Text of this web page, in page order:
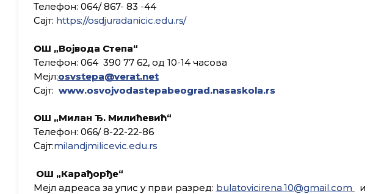
Телефон: 064/ 867- 83 -44
Сајт: https://osdjuradanicic.edu.rs/
ОШ „Војвода Степа“
Телефон: 064 390 77 62, од 10-14 часова
Мејл:osvstepa@verat.net
Сајт: www.osvojvodastepabeograd.nasaskola.rs
ОШ „Милан Ђ. Милићевић“
Телефон: 066/ 8-22-22-86
Сајт:milandjmilicevic.edu.rs
ОШ „Карађорђе“
Мејл адреаса за упис у први разред: bulatovicirena.10@gmail.com и